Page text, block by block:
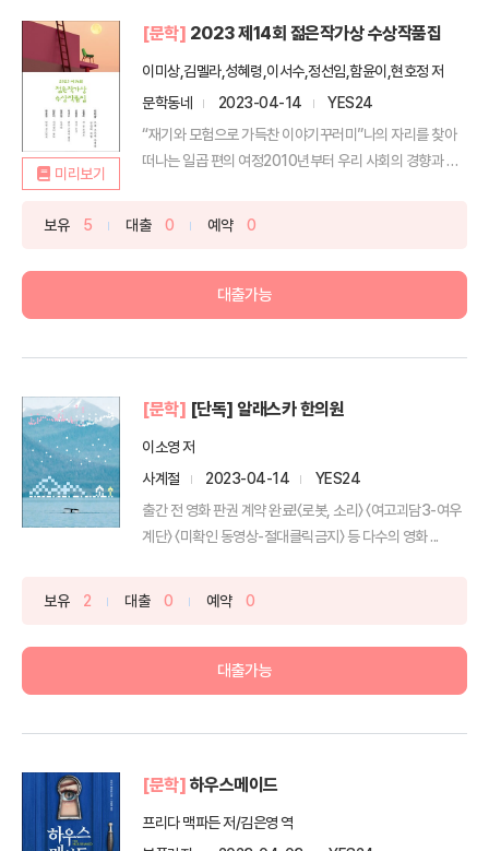
미리보기
[문학] 2023 제14회 젊은작가상 수상작품집
이미상,김멜라,성혜령,이서수,정선임,함윤이,현호정 저
문학동네
2023-04-14
YES24
“재기와 모험으로 가득찬 이야기꾸러미”나의 자리를 찾아
떠나는 일곱 편의 여정2010년부터 우리 사회의 경향과 징
보유 5 대출 0 예약 0
대출가능
[문학] [단독] 알래스카 한의원
이소영 저
사계절
2023-04-14
YES24
출간 전 영화 판권 계약 완료!〈로봇, 소리〉 〈여고괴담3-여우
계단〉 〈미확인 동영상-절대클릭금지〉 등 다수의 영화 ...
보유 2 대출 0 예약 0
대출가능
[문학] 하우스메이드
프리다 맥파든 저/김은영 역